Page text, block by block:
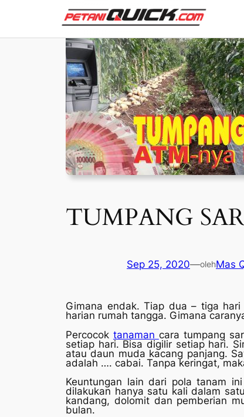
TUMPANG
Sep 25, 2020—olehMas
Gimana endak. Tiap dua – tiga
harian rumah tangga. Gimana
Percocok tanaman cara tumpang
setiap hari. Bisa digilir setiap hari.
atau daun muda kacang panjang.
adalah …. cabai. Tanpa keringat,
Keuntungan lain dari pola tanam
dilakukan hanya satu kali dalam
kandang, dolomit dan pemberian
bulan.